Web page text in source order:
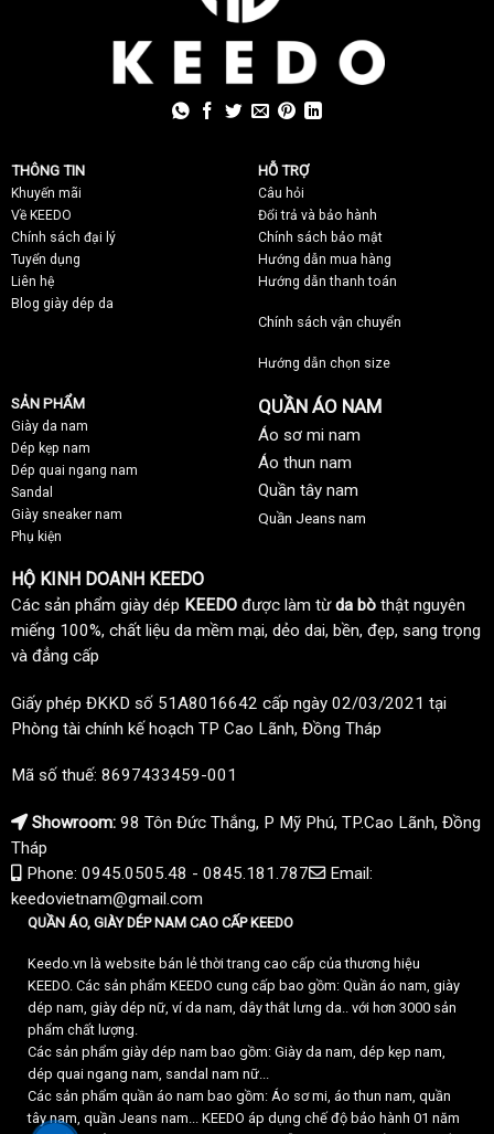
THÔNG TIN
Khuyến mãi
Về KEEDO
Chính sách đại lý
Tuyển dụng
Liên hệ
Blog giày dép da
HỖ TRỢ
Câu hỏi
Đổi trả và bảo hành
Chính sách bảo mật
Hướng dẫn mua hàng
Hướng dẫn thanh toán
Chính sách vận chuyển
Hướng dẫn chọn size
SẢN PHẨM
Giày da nam
Dép kẹp nam
Dép quai ngang nam
Sandal
Giày sneaker nam
Phụ kiện
QUẦN ÁO NAM
Áo sơ mi nam
Áo thun nam
Quần tây nam
Quần Jeans nam
HỘ KINH DOANH KEEDO
Các sản phẩm giày dép KEEDO được làm từda bò thật nguyên
miếng 100%, chất liệu da mềm mại, dẻo dai, bền, đẹp, sang trọng
và đẳng cấp
Giấy phép ĐKKD số 51A8016642 cấp ngày 02/03/2021 tại
Phòng tài chính kế hoạch TP Cao Lãnh, Đồng Tháp
Mã số thuế: 8697433459-001
Showroom: 98 Tôn Đức Thắng, P Mỹ Phú, TP.Cao Lãnh, Đồng
Tháp
Phone: 0945.0505.48 - 0845.181.787
Email:
keedovietnam@gmail.com
QUẦN ÁO, GIÀY DÉP NAM CAO CẤP KEEDO
Keedo.vn là website bán lẻ thời trang cao cấp của thương hiệu
KEEDO. Các sản phẩm KEEDO cung cấp bao gồm: Quần áo nam, giày
dép nam, giày dép nữ, ví da nam, dây thắt lưng da.. với hơn 3000 sản
phẩm chất lượng.
Các sản phẩm giày dép nam bao gồm: Giày da nam, dép kẹp nam,
dép quai ngang nam, sandal nam nữ...
Các sản phẩm quần áo nam bao gồm: Áo sơ mi, áo thun nam, quần
tây nam, quần Jeans nam... KEEDO áp dụng chế độ bảo hành 01 năm